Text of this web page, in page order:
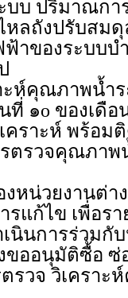
บบ ปริมาณก
หลถังปรับสม
าของระบบบ
ห์คุณภาพน้ำ
ที่ ๑o ของเดือ
คราะห์ พร้อม
รตรวจคุณภา
หน่วยงานต่า
แก้ไข เพื่อร
นินการร่วมกั
ขออนุมัติซื้อ ซ่
รวจ วิเคราะ